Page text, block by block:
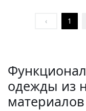
‹ 1
одежды из
материалов